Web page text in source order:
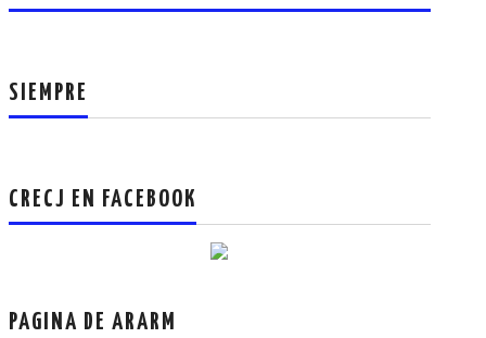
SIEMPRE
CRECJ EN FACEBOOK
PAGINA DE ARARM